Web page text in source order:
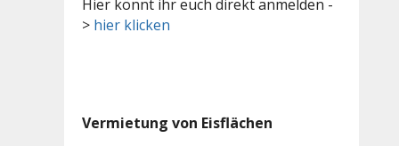
Hier könnt ihr euch direkt anmelden -
> hier klicken
Vermietung von Eisflächen